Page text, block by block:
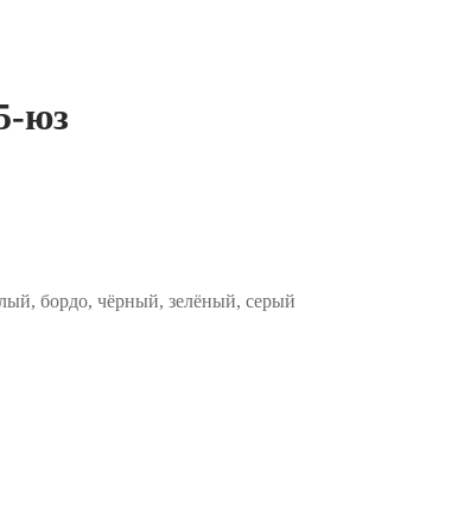
юз
бордо, чёрный, зелёный, серый